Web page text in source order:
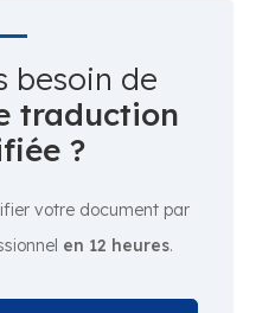
besoin de
traduction
?
votre document par
en 12 heures.